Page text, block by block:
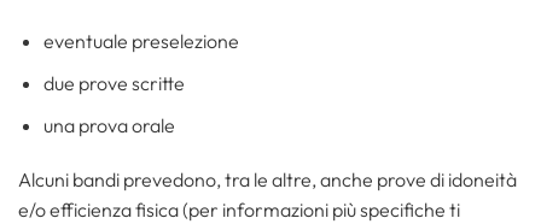
eventuale preselezione
due prove scritte
una prova orale
Alcuni bandi prevedono, tra le altre, anche prove di idoneità
e/o efficienza fisica (per informazioni più specifiche ti